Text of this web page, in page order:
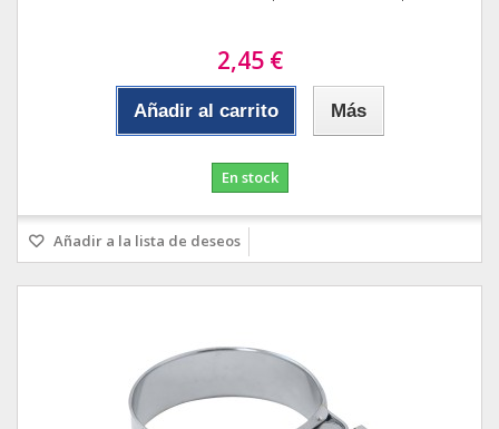
2,45 €
Añadir al carrito Más
En stock
Añadir a la lista de deseos